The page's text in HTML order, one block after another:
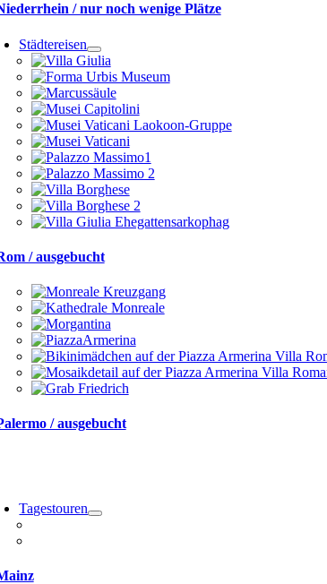
/ nur noch wenige Plätze
Städtereisen
/ ausgebucht
/ ausgebucht
Tagestouren